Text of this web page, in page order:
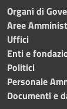
Organi di
Aree
Uffici
Enti e
Politici
Personale
Documenti e